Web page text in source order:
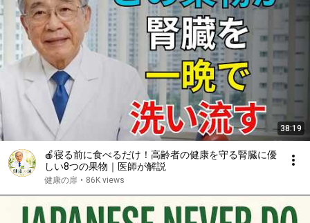
38:19
🍎寝る前に食べるだけ！高齢者の健康を守る腎臓に優
しい8つの果物｜医師が解説
健康の扉 • 86K views